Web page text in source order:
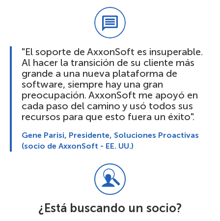
"El soporte de AxxonSoft es insuperable.
Al hacer la transición de su cliente más
grande a una nueva plataforma de
software, siempre hay una gran
preocupación. AxxonSoft me apoyó en
cada paso del camino y usó todos sus
recursos para que esto fuera un éxito".
Gene Parisi, Presidente, Soluciones Proactivas
(socio de AxxonSoft - EE. UU.)
¿Está buscando un socio?